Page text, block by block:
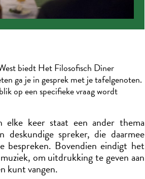
biedt Het Filosofisch Diner
ga je in gesprek met je tafelgenoten.
op een specifieke vraag wordt
elke keer staat een ander thema
spreker, die daarmee
Bovendien eindigt het
om uitdrukking te geven aan
kunt vangen.